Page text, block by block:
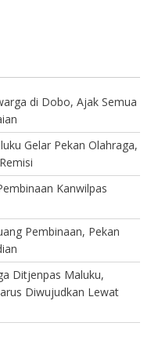
di Dobo, Ajak Semua
Gelar Pekan Olahraga,
Kanwilpas
Pembinaan, Pekan
Ditjenpas Maluku,
Diwujudkan Lewat